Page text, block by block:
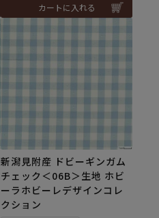
カートに入れる
新潟見附産 ドビーギンガム
チェック＜06B＞生地 ホビ
ーラホビーレデザインコレ
クション